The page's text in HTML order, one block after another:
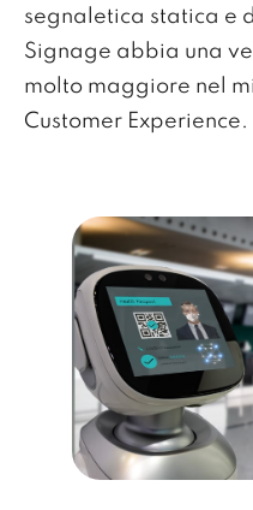
segnaletica statica e
Signage abbia una
molto maggiore nel
Customer Experience.